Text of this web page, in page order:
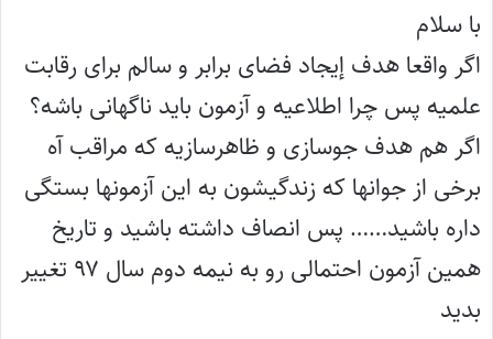
با سلام
اگر واقعا هدف إیجاد فضای برابر و سالم برای رقابت
علمیه پس چرا اطلاعیه و آزمون باید ناگهانی باشه؟
اگر هم هدف جوسازی و ظاهرسازیه که مراقب آه
برخی از جوانها که زندگیشون به این آزمونها بستگی
داره باشید…… پس انصاف داشته باشید و تاریخ
همین آزمون احتمالی رو به نیمه دوم سال ۹۷ تغییر
بدید